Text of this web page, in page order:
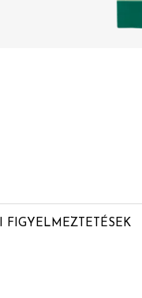
FIGYELMEZTETÉSEK